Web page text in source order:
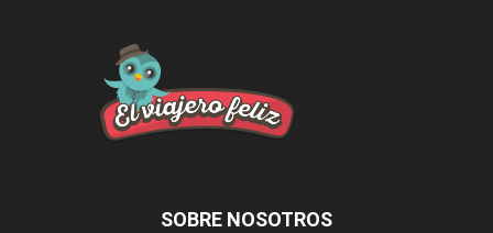
SOBRE NOSOTROS